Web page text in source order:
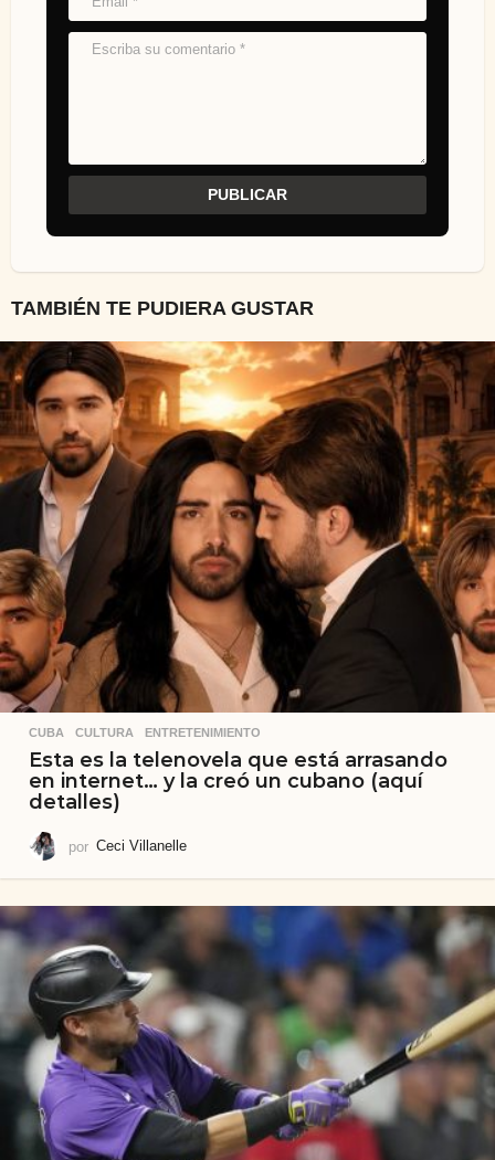
TAMBIÉN TE PUDIERA GUSTAR
CUBA ,CULTURA ,ENTRETENIMIENTO
Esta es la telenovela que está arrasando
en internet… y la creó un cubano (aquí
detalles)
por Ceci Villanelle